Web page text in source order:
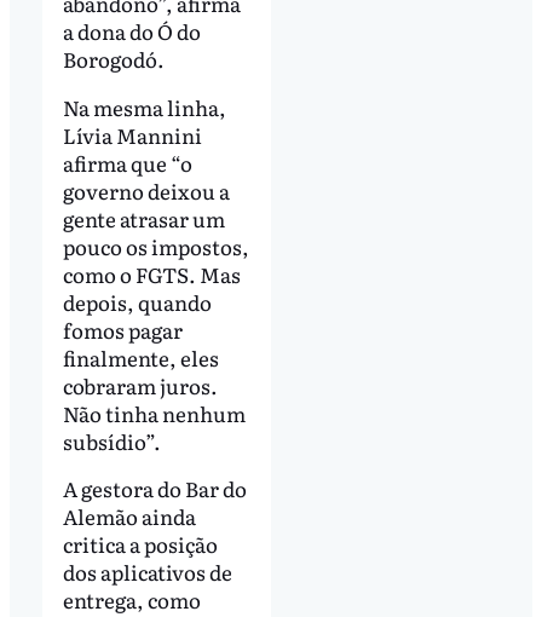
a dona do Ó do
Borogodó.
Na mesma linha,
Lívia Mannini
afirma que “o
governo deixou a
gente atrasar um
pouco os impostos,
como o FGTS. Mas
depois, quando
fomos pagar
finalmente, eles
cobraram juros.
Não tinha nenhum
subsídio”.
A gestora do Bar do
Alemão ainda
critica a posição
dos aplicativos de
entrega, como